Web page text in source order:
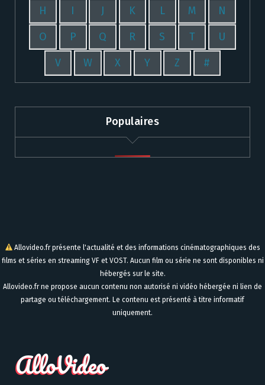
H I J K L M N
O P Q R S T U
V W X Y Z #
Populaires
Allovideo.fr présente l'actualité et des informations cinématographiques des
films et séries en streaming VF et VOST. Aucun film ou série ne sont disponibles ni
hébergés sur le site.
Allovideo.fr ne propose aucun contenu non autorisé ni vidéo hébergée ni lien de
partage ou téléchargement. Le contenu est présenté à titre informatif
uniquement.